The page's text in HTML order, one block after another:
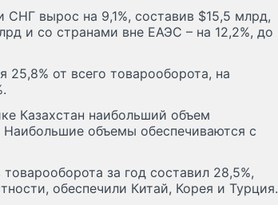
вырос на 9,1%, составив $15,5 млрд,
и со странами вне ЕАЭС – на 12,2%, до
от всего товарооборота, на
Казахстан наибольший объем
объемы обеспечиваются с
за год составил 28,5%,
обеспечили Китай, Корея и Турция.